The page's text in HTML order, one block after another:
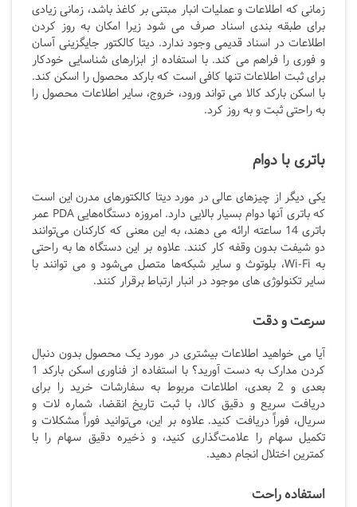
زمانی که اطلاعات و عملیات انبار مبتنی بر کاغذ باشد، زمانی زیادی
برای طبقه بندی اسناد صرف می شود زیرا امکان به روز کردن
اطلاعات در اسناد قدیمی وجود ندارد. دیتا کالکتور جایگزینی آسان
و فوری را فراهم می کند. با استفاده از ابزارهای شناسایی خودکار
برای ثبت اطلاعات تنها کافی است که بارکد محصول را اسکن کند.
با اسکن بارکد کالا می تواند ورود، خروج، سایر اطلاعات محصول را
به راحتی ثبت و به روز کرد.
باتری با دوام
یکی دیگر از چیزهای عالی در مورد دیتا کالکتورهای مدرن این است
که باتری آنها دوام بسیار بالایی دارد. امروزه دستگاه‌هایی PDA
عمر
باتری 14 ساعته ارائه می دهند، به این معنی که کارکنان می‌توانند
دو شیفت بدون وقفه کار کنند. علاوه بر این دستگاه ها به راحتی
به
Wi-Fi، بلوتوث و سایر شبکه‌ها متصل می‌شود و می توانند با
سایر تکنولوژی های موجود در انبار ارتباط برقرار کنند.
سرعت و دقت
آیا می خواهید اطلاعات بیشتری در مورد یک محصول بدون دنبال
کردن مدارک به دست آورید؟ با استفاده از فناوری اسکن بارکد 1
بعدی و 2 بعدی، اطلاعات مربوط به سفارشات خرید را برای
دریافت سریع و دقیق کالا، با ثبت تاریخ انقضا، شماره لات و
سریال، فوراً دریافت کنید. علاوه بر این، می‌توانید فوراً مشکلات و
تکمیل سهام را علامت‌گذاری کنید، و ذخیره دقیق سهام را با
کمترین اختلال انجام دهید.
استفاده راحت